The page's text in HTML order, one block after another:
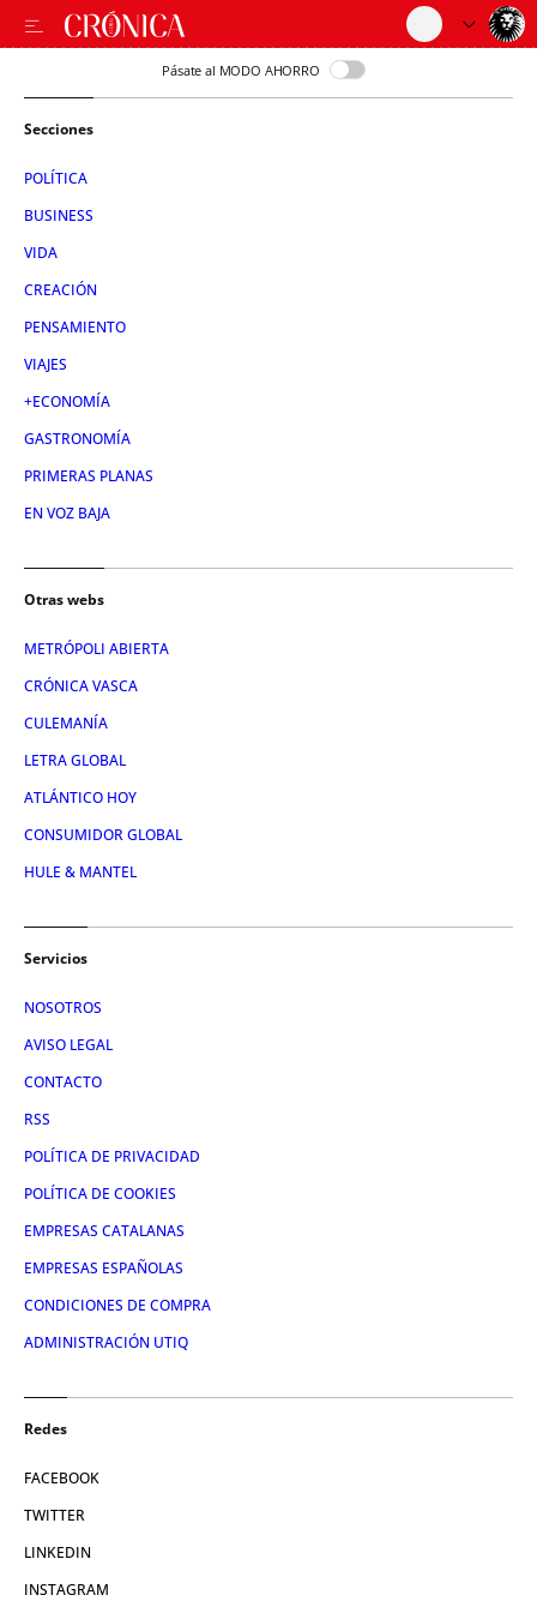
Pásate al MODO AHORRO
Secciones
POLÍTICA
BUSINESS
VIDA
CREACIÓN
PENSAMIENTO
VIAJES
+ECONOMÍA
GASTRONOMÍA
PRIMERAS PLANAS
EN VOZ BAJA
Otras webs
METRÓPOLI ABIERTA
CRÓNICA VASCA
CULEMANÍA
LETRA GLOBAL
ATLÁNTICO HOY
CONSUMIDOR GLOBAL
HULE & MANTEL
Servicios
NOSOTROS
AVISO LEGAL
CONTACTO
RSS
POLÍTICA DE PRIVACIDAD
POLÍTICA DE COOKIES
EMPRESAS CATALANAS
EMPRESAS ESPAÑOLAS
CONDICIONES DE COMPRA
ADMINISTRACIÓN UTIQ
Redes
FACEBOOK
TWITTER
LINKEDIN
INSTAGRAM